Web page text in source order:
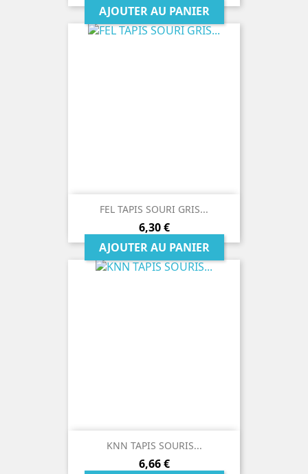
AJOUTER AU PANIER
FEL TAPIS SOURI GRIS...
Prix
6,30 €
AJOUTER AU PANIER
KNN TAPIS SOURIS...
Prix
6,66 €